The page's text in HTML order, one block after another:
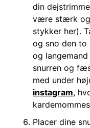
din
være stærk og
stykker her).
og sno den to
og
snurren og
med under
instagram,
Placer dine